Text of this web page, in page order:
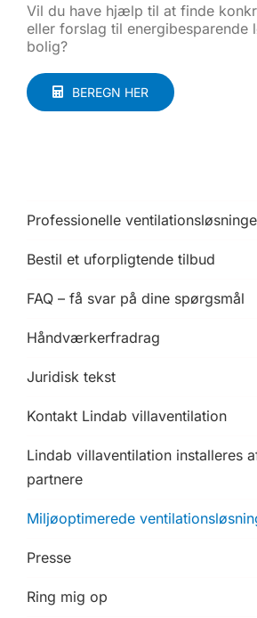
Vil du have hjælp til at finde
eller forslag til energibesparende
bolig?
BEREGN HER
Professionelle
Bestil et uforpligtende tilbud
FAQ – få svar på dine spørgsmål
Håndværkerfradrag
Juridisk tekst
Kontakt Lindab villaventilation
Lindab villaventilation installeres
partnere
Miljøoptimerede
Presse
Ring mig op